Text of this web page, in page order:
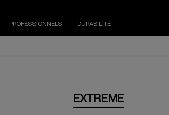
PROFESSIONNELS DURABILITÉ
EXTREME